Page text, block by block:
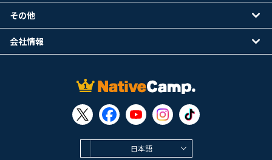
日本語
その他
会社情報